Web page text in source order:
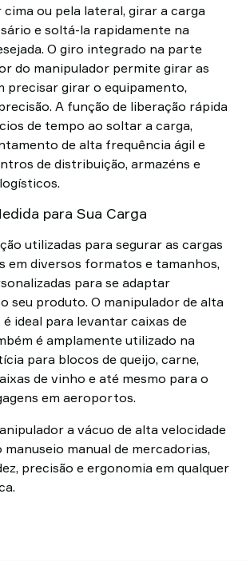
ou pela lateral, girar a carga
e soltá-la rapidamente na
O giro integrado na parte
do manipulador permite girar as
precisar girar o equipamento,
A função de liberação rápida
de tempo ao soltar a carga,
de alta frequência ágil e
de distribuição, armazéns e
para Sua Carga
utilizadas para segurar as cargas
em diversos formatos e tamanhos,
para se adaptar
seu produto. O manipulador de alta
é ideal para levantar caixas de
é amplamente utilizado na
para blocos de queijo, carne,
de vinho e até mesmo para o
em aeroportos.
a vácuo de alta velocidade
manuseio manual de mercadorias,
precisão e ergonomia em qualquer